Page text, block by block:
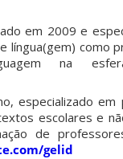
em 2009 e
língua(gem) como
na
especializado
escolares e
de
gelid